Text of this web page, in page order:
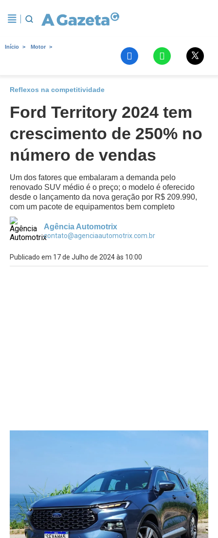
Início Motor
Reflexos na competitividade
Ford Territory 2024 tem
crescimento de 250% no
número de vendas
Um dos fatores que embalaram a demanda pelo
renovado SUV médio é o preço; o modelo é oferecido
desde o lançamento da nova geração por R$ 209.990,
com um pacote de equipamentos bem completo
Agência Automotrix
contato@agenciaautomotrix.com.br
Publicado em 17 de Julho de 2024 às 10:00